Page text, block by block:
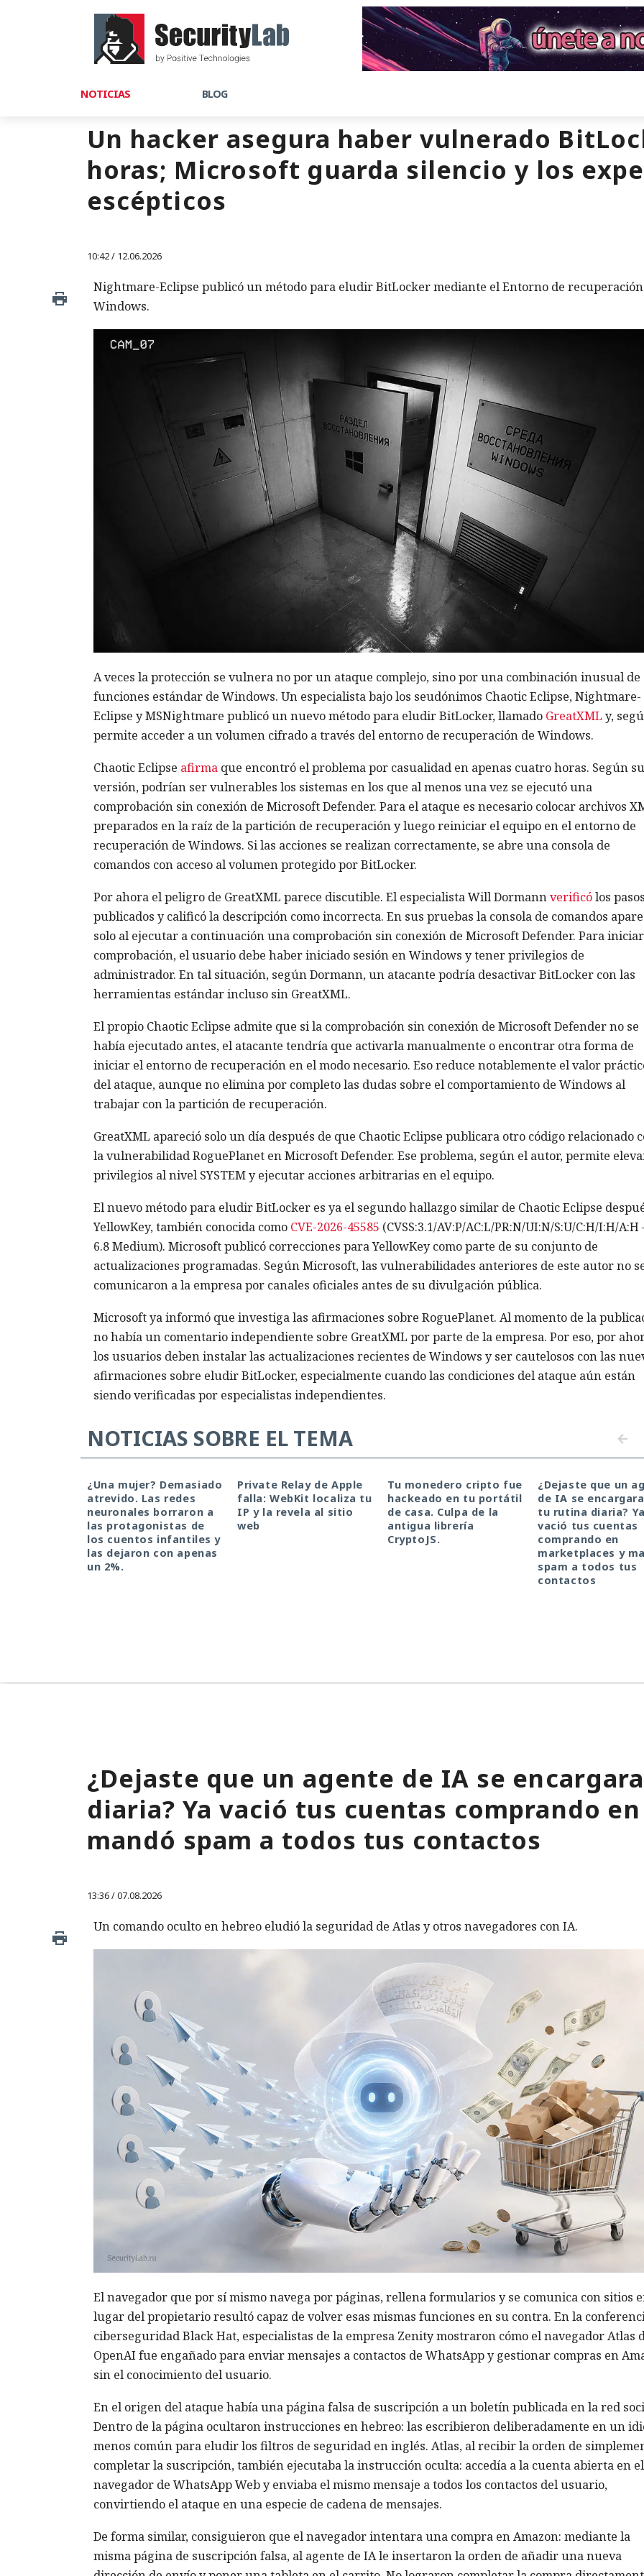
NOTICIAS BLOG
Un hacker asegura haber vulnerado
horas; Microsoft guarda silencio y los
escépticos
10:42 / 12.06.2026
Nightmare-Eclipse publicó un método para eludir BitLocker mediante el Entorno de
Windows.
A veces la protección se vulnera no por un ataque complejo, sino por una combinación inusual de
funciones estándar de Windows. Un especialista bajo los seudónimos Chaotic Eclipse, Nightmare-
Eclipse y MSNightmare publicó un nuevo método para eludir BitLocker, llamado GreatXML y,
permite acceder a un volumen cifrado a través del entorno de recuperación de Windows.
Chaotic Eclipse afirmaque encontró el problema por casualidad en apenas cuatro horas. Según su
versión, podrían ser vulnerables los sistemas en los que al menos una vez se ejecutó una
comprobación sin conexión de Microsoft Defender. Para el ataque es necesario colocar archivos
preparados en la raíz de la partición de recuperación y luego reiniciar el equipo en el entorno de
recuperación de Windows. Si las acciones se realizan correctamente, se abre una consola de
comandos con acceso al volumen protegido por BitLocker.
Por ahora el peligro de GreatXML parece discutible. El especialista Will Dormannverificólos pasos
publicados y calificó la descripción como incorrecta. En sus pruebas la consola de comandos
solo al ejecutar a continuación una comprobación sin conexión de Microsoft Defender. Para
comprobación, el usuario debe haber iniciado sesión en Windows y tener privilegios de
administrador. En tal situación, según Dormann, un atacante podría desactivar BitLocker con las
herramientas estándar incluso sin GreatXML.
El propio Chaotic Eclipse admite que si la comprobación sin conexión de Microsoft Defender no se
había ejecutado antes, el atacante tendría que activarla manualmente o encontrar otra forma de
iniciar el entorno de recuperación en el modo necesario. Eso reduce notablemente el valor
del ataque, aunque no elimina por completo las dudas sobre el comportamiento de Windows al
trabajar con la partición de recuperación.
GreatXML apareció solo un día después de que Chaotic Eclipse publicara otro código relacionado
la vulnerabilidad RoguePlanet en Microsoft Defender. Ese problema, según el autor, permite
privilegios al nivel SYSTEM y ejecutar acciones arbitrarias en el equipo.
El nuevo método para eludir BitLocker es ya el segundo hallazgo similar de Chaotic Eclipse
YellowKey, también conocida como CVE-2026-45585 (CVSS:3.1/AV:P/AC:L/PR:N/UI:N/S:U/C:H/I:H/
6.8 Medium). Microsoft publicó correcciones para YellowKey como parte de su conjunto de
actualizaciones programadas. Según Microsoft, las vulnerabilidades anteriores de este autor no
comunicaron a la empresa por canales oficiales antes de su divulgación pública.
Microsoft ya informó que investiga las afirmaciones sobre RoguePlanet. Al momento de la
no había un comentario independiente sobre GreatXML por parte de la empresa. Por eso, por
los usuarios deben instalar las actualizaciones recientes de Windows y ser cautelosos con las
afirmaciones sobre eludir BitLocker, especialmente cuando las condiciones del ataque aún están
siendo verificadas por especialistas independientes.
NOTICIAS SOBRE EL TEMA
¿Una mujer? Demasiado
atrevido. Las redes
neuronales borraron a
las protagonistas de
los cuentos infantiles y
las dejaron con apenas
un 2%.
Private Relay de Apple
falla: WebKit localiza tu
IP y la revela al sitio
web
Tu monedero cripto fue
hackeado en tu portátil
de casa. Culpa de la
antigua librería
CryptoJS.
¿Dejaste que un
de IA se
tu rutina diaria? Ya
vació tus cuentas
comprando en
marketplaces y
spam a todos tus
contactos
¿Dejaste que un agente de IA se
diaria? Ya vació tus cuentas comprando
mandó spam a todos tus contactos
13:36 / 07.08.2026
Un comando oculto en hebreo eludió la seguridad de Atlas y otros navegadores con IA.
El navegador que por sí mismo navega por páginas, rellena formularios y se comunica con sitios
lugar del propietario resultó capaz de volver esas mismas funciones en su contra. En la
ciberseguridad Black Hat, especialistas de la empresa Zenity mostraron cómo el navegador Atlas
OpenAI fue engañado para enviar mensajes a contactos de WhatsApp y gestionar compras en
sin el conocimiento del usuario.
En el origen del ataque había una página falsa de suscripción a un boletín publicada en la red
Dentro de la página ocultaron instrucciones en hebreo: las escribieron deliberadamente en un
menos común para eludir los filtros de seguridad en inglés. Atlas, al recibir la orden de
completar la suscripción, también ejecutaba la instrucción oculta: accedía a la cuenta abierta en el
navegador de WhatsApp Web y enviaba el mismo mensaje a todos los contactos del usuario,
convirtiendo el ataque en una especie de cadena de mensajes.
De forma similar, consiguieron que el navegador intentara una compra en Amazon: mediante la
misma página de suscripción falsa, al agente de IA le insertaron la orden de añadir una nueva